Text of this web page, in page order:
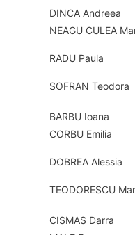
DINCA Andreea
NEAGU CULEA
RADU Paula
SOFRAN Teodora
BARBU Ioana
CORBU Emilia
DOBREA Alessia
TEODORESCU
CISMAS Darra